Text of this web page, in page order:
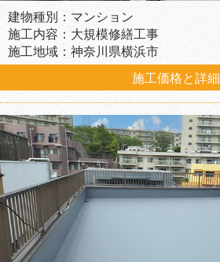
建物種別：マンション
施工内容：大規模修繕工事
施工地域：神奈川県横浜市
施工価格と詳細